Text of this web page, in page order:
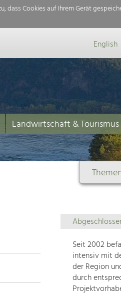
dass Cookies auf Ihrem Gerät
English
Landwirtschaft & Tourismus
Die
in
unserer
Region
ist
Seit 2002
intensiv mit
der Region
durch